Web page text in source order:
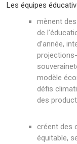
Les équipes
mènent
de
d’année,
modèle
défis
des
créent des
équitable,